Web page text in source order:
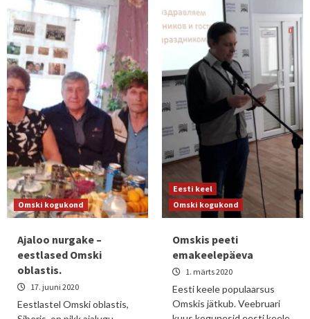
Omski kogukond
Ajaloo nurgake –
eestlased Omski
oblastis.
17. juuni 2020
Eestlastel Omski oblastis,
Eesti keel
Omski kogukond
Omskis peeti
emakeelepäeva
1. märts 2020
Eesti keele populaarsus
Omskis jätkub. Veebruari